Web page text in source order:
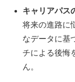
キャリアパス
将来の進路に
なデータに基
チによる後悔
ん。